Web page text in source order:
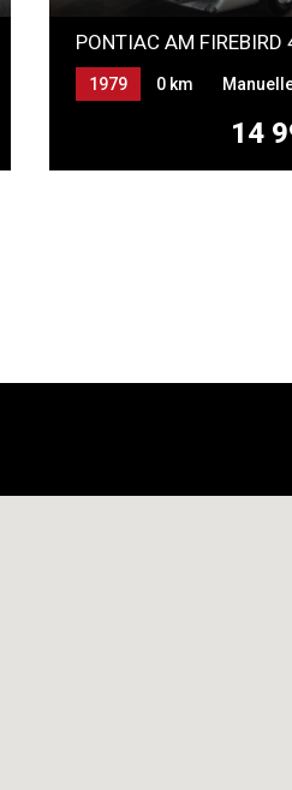
14
1979 0 km